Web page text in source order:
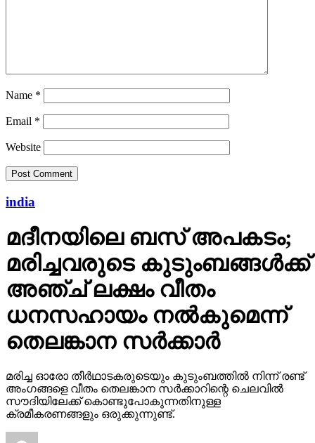
Name *
Email *
Website
india
മദീനയിലെ ബസ് അപകടം;
മരിച്ചവരുടെ കുടുംബങ്ങള്‍ക്ക്
അഞ്ച് ലക്ഷം വീതം
ധനസഹായം നല്‍കുമെന്ന്
തെലങ്കാന സര്‍ക്കാര്‍
മരിച്ച ഓരോ തീര്‍ഥാടകരുടെയും കുടുംബത്തില്‍ നിന്ന് രണ്ട്
അംഗങ്ങളെ വീതം തെലങ്കാന സര്‍ക്കാറിന്റെ ചെലവില്‍
സൗദിയിലേക്ക് കൊണ്ടുപോകുന്നതിനുള്ള
ക്രമീകരണങ്ങളും ഒരുക്കുന്നുണ്ട്.